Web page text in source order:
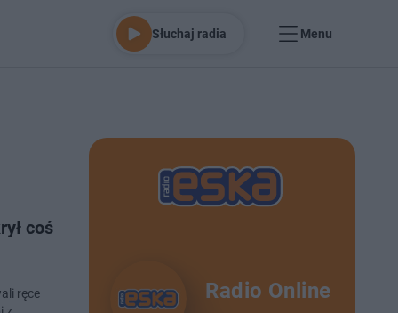
Słuchaj radia Menu
coś
ręce
Radio Online